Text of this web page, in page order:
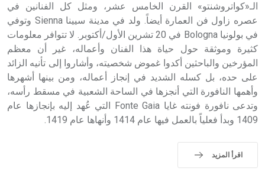
- هل تعلم أن أبجر Abgar اسم معروف جيداً يعود إلى عدد من
الملوك الذين حكموا مدينة إديسا (الرها) من أبجر الأول وحتى
التاسع، وهم ينتسبون إلى أسرة أوسروين
- هل تعلم أن الأبجدية الكنعانية تتألف من /22/ علامة كتابية
sign تكتب منفصلة غير متصلة، وتعتمد المبدأ الأكوروفوني،
حيث تقتصر القيمة الصوتية للعلامة الك
الـ«كواتروشنتو» القرن الخامس عشر، ومثل كل الفنانين في
عصره زاول فن العمارة أيضاً. ولد في مدينة سيينا Sienna وتوفي
في بولونيا Bologna في 20 تشرين الأول/أكتوبر. لا تتوافر معلومات
كثيرة وموثقة حول حياة هذا الفنان وأعماله، غير أن معظم
المؤرخين والباحثين أكدوا غموض شخصيته، وأشاروا إلى تأنيه الزائد
على حده، بل كسله الشديد في إنجاز أعماله، ومن بينها أشهرها
وأهمها النافورة التي أنجزها في الساحة الشعبية في مسقط رأسه،
وتدعى نافورة فونته غايا Fonte Gaia التي عُهد إليه بإنجازها عام
1409 وبدأ فعلياً بالعمل فيها عام 1414 وأنهاها عام 1419.
اقرأ المزيد